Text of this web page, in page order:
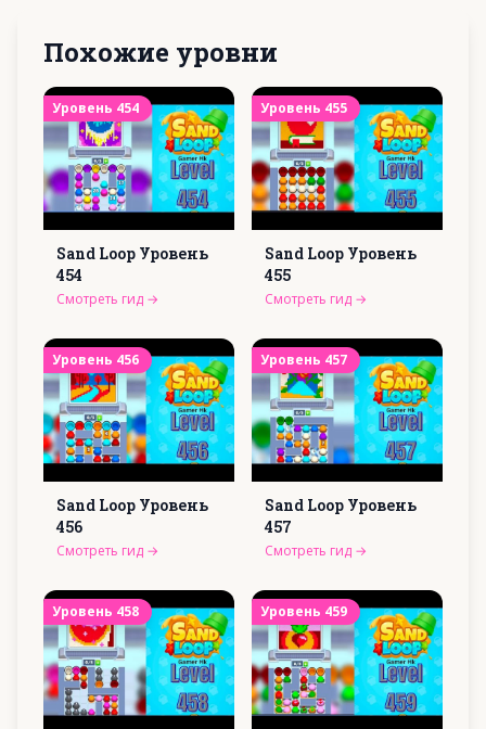
Похожие уровни
Уровень 454
Sand Loop Уровень
454
Смотреть гид →
Уровень 455
Sand Loop Уровень
455
Смотреть гид →
Уровень 456
Sand Loop Уровень
456
Смотреть гид →
Уровень 457
Sand Loop Уровень
457
Смотреть гид →
Уровень 458 Уровень 459